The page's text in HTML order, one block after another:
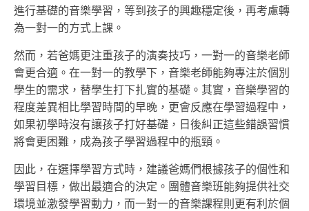
進行基礎的音樂學習，等到孩子的興趣穩定後，再考慮轉
為一對一的方式上課。
然而，若爸媽更注重孩子的演奏技巧，一對一的音樂老師
會更合適。在一對一的教學下，音樂老師能夠專注於個別
學生的需求，替學生打下扎實的基礎。其實，音樂學習的
程度差異相比學習時間的早晚，更會反應在學習過程中，
如果初學時沒有讓孩子打好基礎，日後糾正這些錯誤習慣
將會更困難，成為孩子學習過程中的瓶頸。
因此，在選擇學習方式時，建議爸媽們根據孩子的個性和
學習目標，做出最適合的決定。團體音樂班能夠提供社交
環境並激發學習動力，而一對一的音樂課程則更有利於個